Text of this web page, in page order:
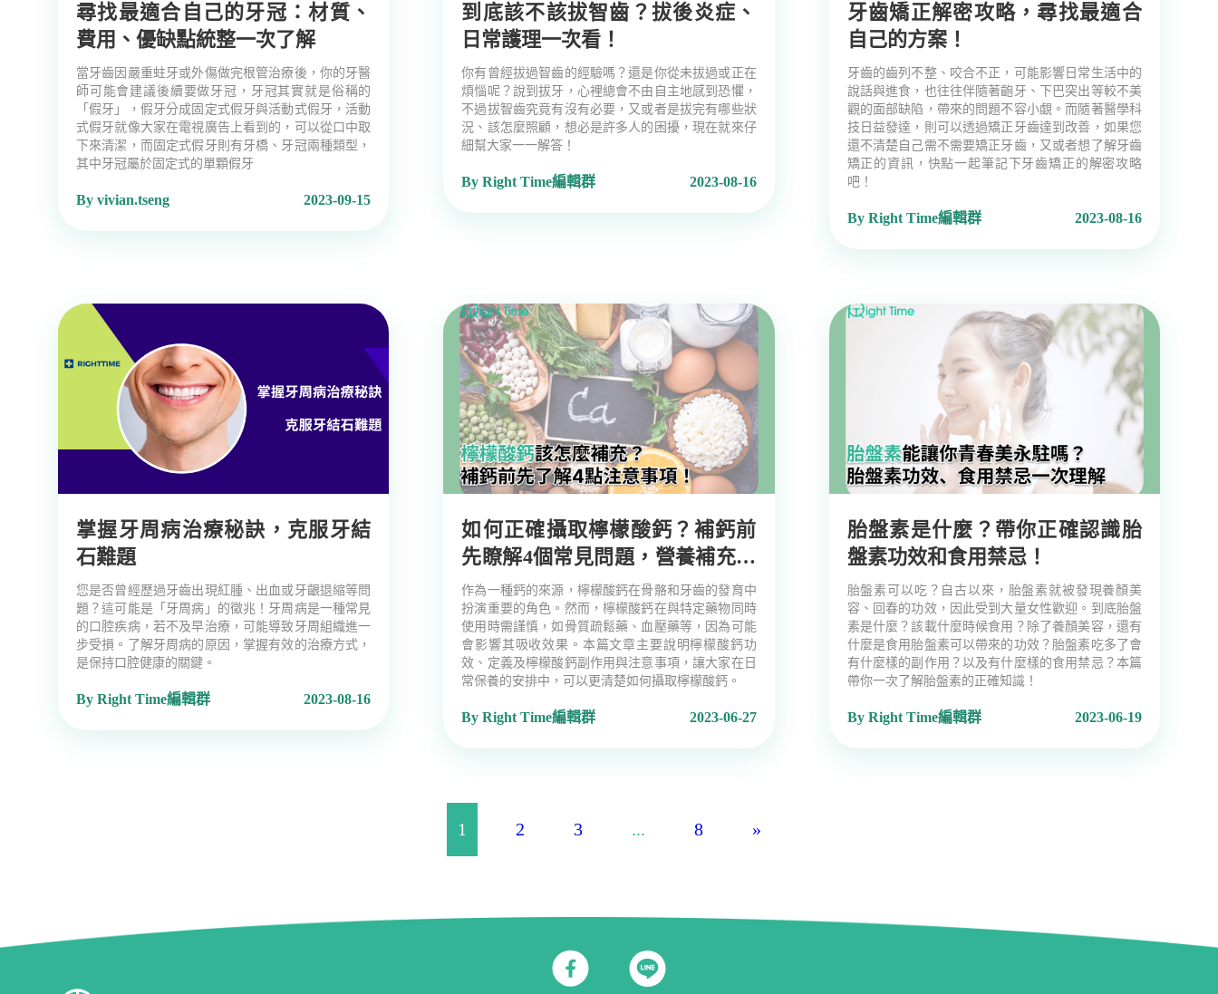
尋找最適合自己的牙冠：材質、
費用、優缺點統整一次了解
當牙齒因嚴重蛀牙或外傷做完根管治療後，你的牙醫
師可能會建議後續要做牙冠，牙冠其實就是俗稱的
「假牙」，假牙分成固定式假牙與活動式假牙，活動
式假牙就像大家在電視廣告上看到的，可以從口中取
下來清潔，而固定式假牙則有牙橋、牙冠兩種類型，
其中牙冠屬於固定式的單顆假牙
By vivian.tseng 2023-09-15
到底該不該拔智齒？拔後炎症、
日常護理一次看！
你有曾經拔過智齒的經驗嗎？還是你從未拔過或正在
煩惱呢？說到拔牙，心裡總會不由自主地感到恐懼，
不過拔智齒究竟有沒有必要，又或者是拔完有哪些狀
況、該怎麼照顧，想必是許多人的困擾，現在就來仔
細幫大家一一解答！
By Right Time編輯群 2023-08-16
牙齒矯正解密攻略，尋找最適合
自己的方案！
牙齒的齒列不整、咬合不正，可能影響日常生活中的
說話與進食，也往往伴隨著齙牙、下巴突出等較不美
觀的面部缺陷，帶來的問題不容小覷。而隨著醫學科
技日益發達，則可以透過矯正牙齒達到改善，如果您
還不清楚自己需不需要矯正牙齒，又或者想了解牙齒
矯正的資訊，快點一起筆記下牙齒矯正的解密攻略
吧！
By Right Time編輯群 2023-08-16
掌握牙周病治療秘訣，克服牙結
石難題
您是否曾經歷過牙齒出現紅腫、出血或牙齦退縮等問
題？這可能是「牙周病」的徵兆！牙周病是一種常見
的口腔疾病，若不及早治療，可能導致牙周組織進一
步受損。了解牙周病的原因，掌握有效的治療方式，
是保持口腔健康的關鍵。
By Right Time編輯群 2023-08-16
如何正確攝取檸檬酸鈣？補鈣前
先瞭解4個常見問題，營養補充更
加安心
作為一種鈣的來源，檸檬酸鈣在骨骼和牙齒的發育中
扮演重要的角色。然而，檸檬酸鈣在與特定藥物同時
使用時需謹慎，如骨質疏鬆藥、血壓藥等，因為可能
會影響其吸收效果。本篇文章主要說明檸檬酸鈣功
效、定義及檸檬酸鈣副作用與注意事項，讓大家在日
常保養的安排中，可以更清楚如何攝取檸檬酸鈣。
By Right Time編輯群 2023-06-27
胎盤素是什麼？帶你正確認識胎
盤素功效和食用禁忌！
胎盤素可以吃？自古以來，胎盤素就被發現養顏美
容、回春的功效，因此受到大量女性歡迎。到底胎盤
素是什麼？該載什麼時候食用？除了養顏美容，還有
什麼是食用胎盤素可以帶來的功效？胎盤素吃多了會
有什麼樣的副作用？以及有什麼樣的食用禁忌？本篇
帶你一次了解胎盤素的正確知識！
By Right Time編輯群 2023-06-19
1 2 3 ... 8 »